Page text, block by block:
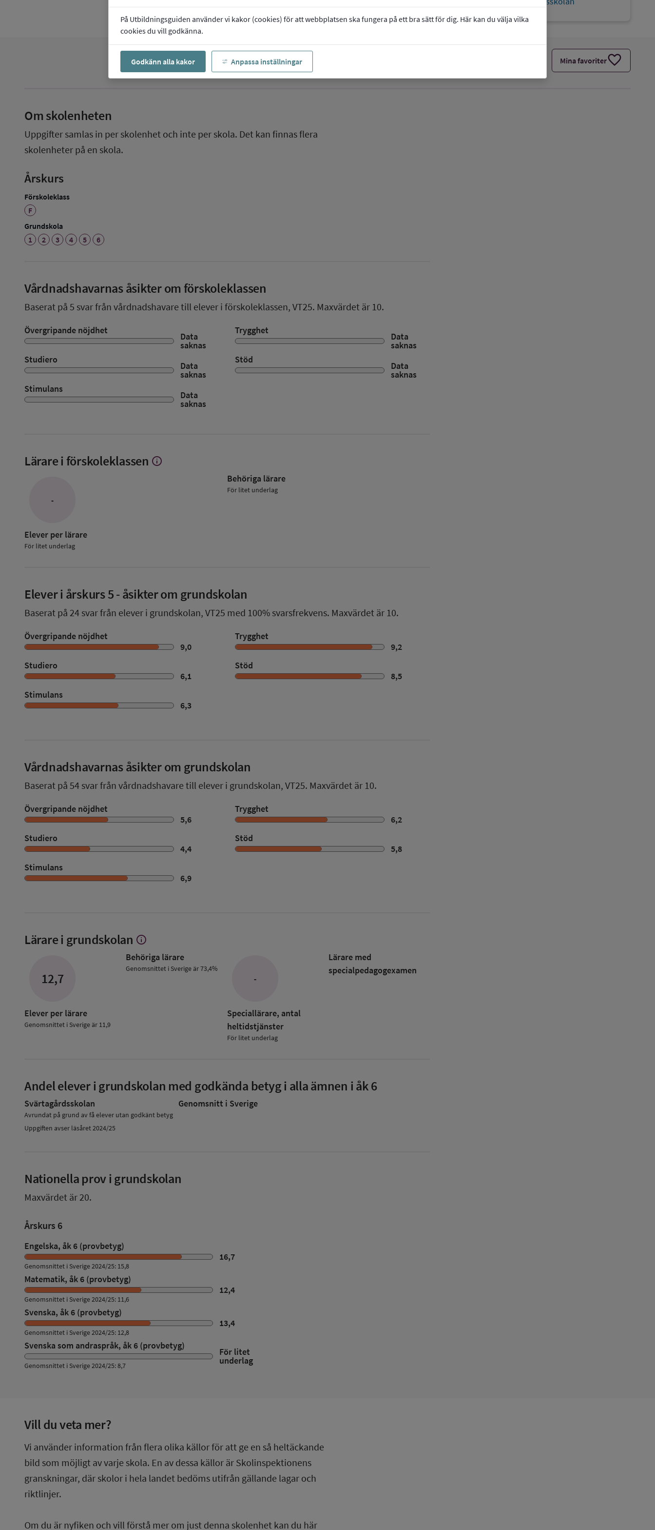
På Utbildningsguiden använder vi kakor (cookies) för att webbplatsen ska fungera på ett bra sätt för dig. Här kan du välja vilka
cookies du vill godkänna.
Godkänn alla kakor Anpassa inställningar Mina favoriterfavorite
Om skolenheten
Uppgifter samlas in per skolenhet och inte per skola. Det kan finnas flera
skolenheter på en skola.
Årskurs
Förskoleklass
F
Grundskola
1
2 3 4 5 6
Vårdnadshavarnas åsikter om förskoleklassen
Baserat på 5 svar från vårdnadshavare till elever i förskoleklassen, VT25. Maxvärdet är 10.
Övergripande nöjdhet
Data
saknas
Trygghet
Data
saknas
Studiero
Data
saknas
Stöd
Data
saknas
Stimulans
Data
saknas
Lärare i förskoleklassen Visa
info
-
Elever per lärare
För litet underlag
Behöriga lärare
För litet underlag
Elever i årskurs 5- åsikter om grundskolan
Baserat på 24 svar från elever i grundskolan, VT25 med 100% svarsfrekvens. Maxvärdet är 10.
Övergripande nöjdhet
9,0
Trygghet
9,2
Studiero
6,1
Stöd
8,5
Stimulans
6,3
Vårdnadshavarnas åsikter om grundskolan
Baserat på 54 svar från vårdnadshavare till elever i grundskolan, VT25. Maxvärdet är 10.
Övergripande nöjdhet
5,6
Trygghet
6,2
Studiero
4,4
Stöd
5,8
Stimulans
6,9
Lärare i grundskolan Visa
om
Lärare
info
12,7
Elever per lärare
Genomsnittet i Sverige är 11,9
Behöriga lärare
Genomsnittet i Sverige är 73,4%
-
Speciallärare, antal
heltidstjänster
För litet underlag
Lärare med
specialpedagog­examen
Andel elever i grundskolan med godkända betyg i alla ämnen i åk 6
Svärtagårdsskolan
Avrundat på grund av få elever utan godkänt betyg
Genomsnitt i Sverige
Uppgiften avser läsåret 2024/25
Nationella prov i grundskolan
Maxvärdet är 20.
Årskurs 6
Engelska, åk 6 (provbetyg)
16,7
Genomsnittet i Sverige 2024/25: 15,8
Matematik, åk 6 (provbetyg)
12,4
Genomsnittet i Sverige 2024/25: 11,6
Svenska, åk 6 (provbetyg)
13,4
Genomsnittet i Sverige 2024/25: 12,8
Svenska som andraspråk, åk 6 (provbetyg)
För litet
underlag
Genomsnittet i Sverige 2024/25: 8,7
Vill du veta mer?
Vi använder information från flera olika källor för att ge en så heltäckande
bild som möjligt av varje skola. En av dessa källor är Skolinspektionens
granskningar, där skolor i hela landet bedöms utifrån gällande lagar och
riktlinjer.
Om du är nyfiken och vill förstå mer om just denna skolenhet kan du här